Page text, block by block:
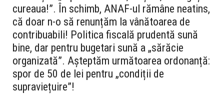
cureaua!”. În schimb, ANAF-ul rămâne neatins,
că doar n-o să renunțăm la vânătoarea de
contribuabili! Politica fiscală prudentă sună
bine, dar pentru bugetari sună a „sărăcie
organizată”. Așteptăm următoarea ordonanță:
spor de 50 de lei pentru „condiții de
supraviețuire”!